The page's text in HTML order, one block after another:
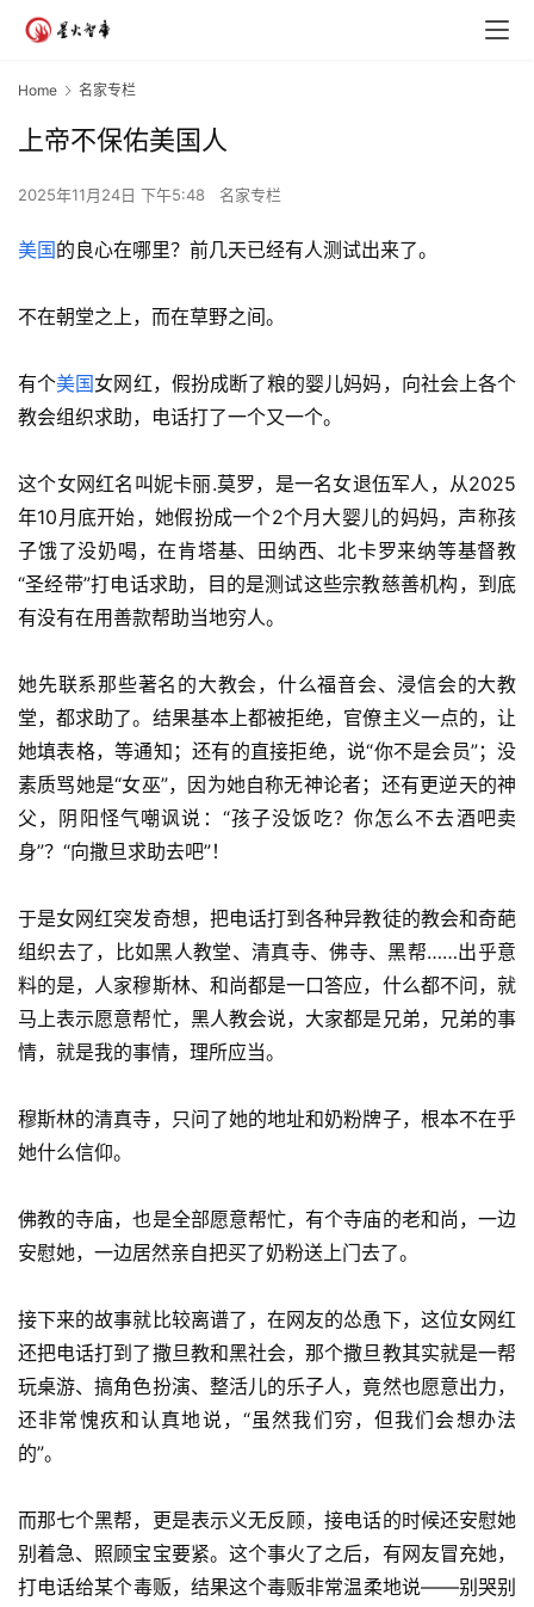
Home 名家专栏
上帝不保佑美国人
2025年11月24日 下午5:48 名家专栏
美国的良心在哪里？前几天已经有人测试出来了。
不在朝堂之上，而在草野之间。
有个美国女网红，假扮成断了粮的婴儿妈妈，向社会上各个
教会组织求助，电话打了一个又一个。
这个女网红名叫妮卡丽.莫罗，是一名女退伍军人，从2025
年10月底开始，她假扮成一个2个月大婴儿的妈妈，声称孩
子饿了没奶喝，在肯塔基、田纳西、北卡罗来纳等基督教
“圣经带”打电话求助，目的是测试这些宗教慈善机构，到底
有没有在用善款帮助当地穷人。
她先联系那些著名的大教会，什么福音会、浸信会的大教
堂，都求助了。结果基本上都被拒绝，官僚主义一点的，让
她填表格，等通知；还有的直接拒绝，说“你不是会员”；没
素质骂她是“女巫”，因为她自称无神论者；还有更逆天的神
父，阴阳怪气嘲讽说：“孩子没饭吃？你怎么不去酒吧卖
身”？“向撒旦求助去吧”！
于是女网红突发奇想，把电话打到各种异教徒的教会和奇葩
组织去了，比如黑人教堂、清真寺、佛寺、黑帮……出乎意
料的是，人家穆斯林、和尚都是一口答应，什么都不问，就
马上表示愿意帮忙，黑人教会说，大家都是兄弟，兄弟的事
情，就是我的事情，理所应当。
穆斯林的清真寺，只问了她的地址和奶粉牌子，根本不在乎
她什么信仰。
佛教的寺庙，也是全部愿意帮忙，有个寺庙的老和尚，一边
安慰她，一边居然亲自把买了奶粉送上门去了。
接下来的故事就比较离谱了，在网友的怂恿下，这位女网红
还把电话打到了撒旦教和黑社会，那个撒旦教其实就是一帮
玩桌游、搞角色扮演、整活儿的乐子人，竟然也愿意出力，
还非常愧疚和认真地说，“虽然我们穷，但我们会想办法
的”。
而那七个黑帮，更是表示义无反顾，接电话的时候还安慰她
别着急、照顾宝宝要紧。这个事火了之后，有网友冒充她，
打电话给某个毒贩，结果这个毒贩非常温柔地说——别哭别